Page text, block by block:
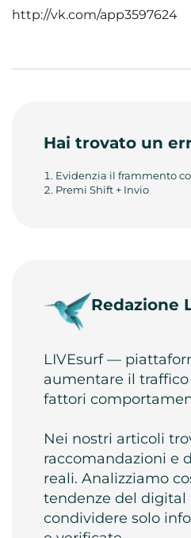
http://vk.com/app3597624
Hai trovato un
Evidenzia il frammento
Premi Shift + Invio
Redazione
LIVEsurf —
aumentare il
fattori
Nei nostri articoli
raccomandazioni e
reali. Analizziamo
tendenze del
condividere solo